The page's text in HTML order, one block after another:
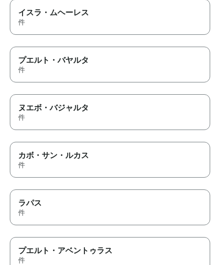
イスラ・ムヘーレス
件
プエルト・バヤルタ
件
ヌエボ・バジャルタ
件
カボ・サン・ルカス
件
ラパス
件
プエルト・アベントゥラス
件